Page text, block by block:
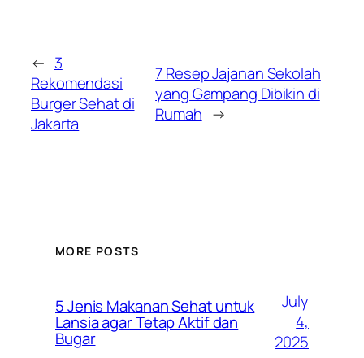
← 3
Rekomendasi
Burger Sehat di
Jakarta
7 Resep Jajanan Sekolah
yang Gampang Dibikin di
Rumah →
MORE POSTS
5 Jenis Makanan Sehat untuk
Lansia agar Tetap Aktif dan
Bugar
July
4,
2025